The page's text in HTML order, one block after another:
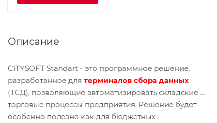
Описание
CITYSOFT Standart - это программное решение,
разработанное для терминалов сбора данных
(ТСД), позволяющие автоматизировать складские и
торговые процессы предприятия. Решение будет
особенно полезно как для бюджетных